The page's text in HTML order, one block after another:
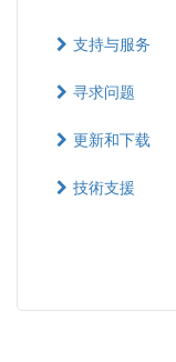
支持与服务
寻求问题
更新和下载
技術支援